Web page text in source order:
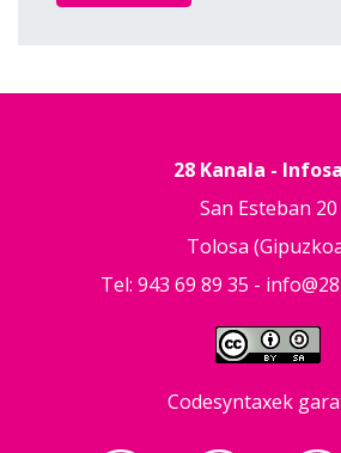
28 Kanala -
San Esteban 20
Tolosa
Tel: 943 69 89 35 -
Codesyntaxek